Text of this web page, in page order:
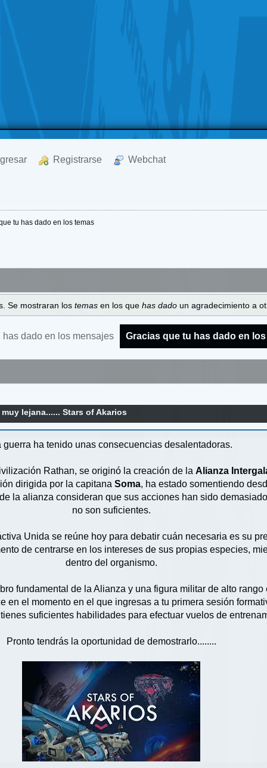
Registrarse Webchat
tu has dado en los temas
Se mostraran los temas en los que has dado un agradecimiento a
has dado en los mensajes Gracias que tu has dado en
lejana...... Stars of Akarios
guerra ha tenido unas consecuencias desalentadoras.
Rathan, se originó la creación de laAlianza
dirigida por la capitanaSoma, ha estado somentiendo
la alianza consideran que sus acciones han sido
no son suficientes.
Unida se reúne hoy para debatir cuán necesaria es su
de centrarse en los intereses de sus propias especies,
dentro del organismo.
fundamental de la Alianza y una figura militar de alto rango
en el momento en el que ingresas a tu primera sesión
suficientes habilidades para efectuar vuelos de
Pronto tendrás la oportunidad de demostrarlo........